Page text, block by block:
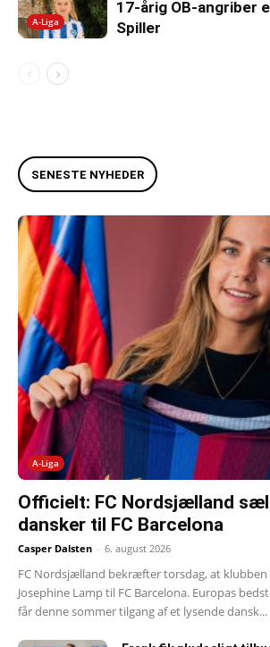
A-Liga
17-årig OB-angriber
Spiller
SENESTE NYHEDER
A-Liga
Officielt: FC Nordsjælland
dansker til FC Barcelona
Casper Dalsten - 6. august 2026
FC Nordsjælland bekræfter torsdag, at klubben
Josephine Lamp til FC Barcelona. Europas
får denne sommer tilgang af et lysende dansk...